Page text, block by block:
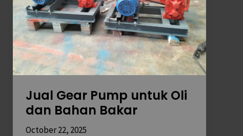
Jual Gear Pump untuk Oli
dan Bahan Bakar
October 22, 2025
dan
Bahan
Bakar